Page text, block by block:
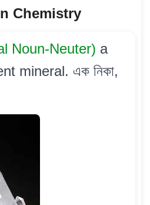
Chemistry
Noun-Neuter) a
mineral. এক নিকা,